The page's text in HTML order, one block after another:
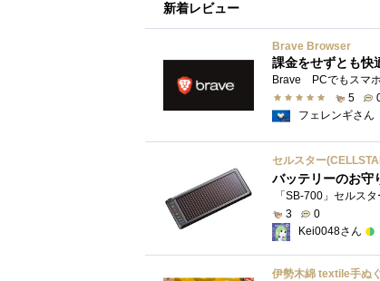
新着レビュー
Brave Browser
課金をせずとも快
5
フェレンギさん
セルスター
バッテリーのお守
3
0
Kei0048さん
伊勢木綿 textile手ぬ